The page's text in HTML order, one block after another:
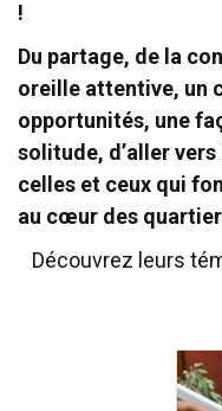
!
Du partage, de la
oreille attentive, un
opportunités, une
solitude, d’aller
celles et ceux qui
au cœur des
Découvrez leurs